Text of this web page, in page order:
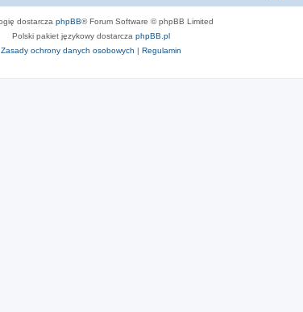
dostarcza phpBB® Forum Software © phpBB Limited
Polski pakiet językowy dostarcza phpBB.pl
Zasady ochrony danych osobowych | Regulamin